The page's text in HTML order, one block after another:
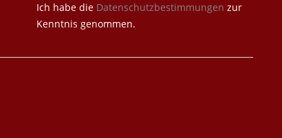
Ich habe die Datenschutzbestimmungen zur
Kenntnis genommen.